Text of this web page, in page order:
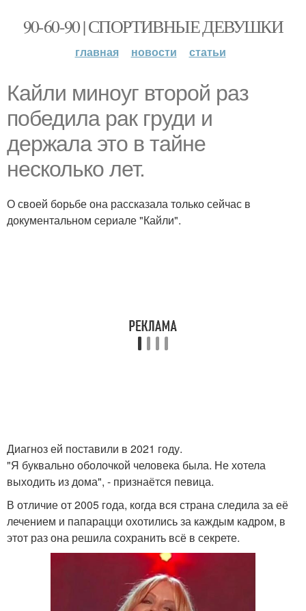
90-60-90 | СПОРТИВНЫЕ ДЕВУШКИ
главная новости статьи
Кайли миноуг второй раз
победила рак груди и
держала это в тайне
несколько лет.
О своей борьбе она рассказала только сейчас в
документальном сериале "Кайли".
Диагноз ей поставили в 2021 году.
"Я буквально оболочкой человека была. Не хотела
выходить из дома", - признаётся певица.
В отличие от 2005 года, когда вся страна следила за её
лечением и папарацци охотились за каждым кадром, в
этот раз она решила сохранить всё в секрете.